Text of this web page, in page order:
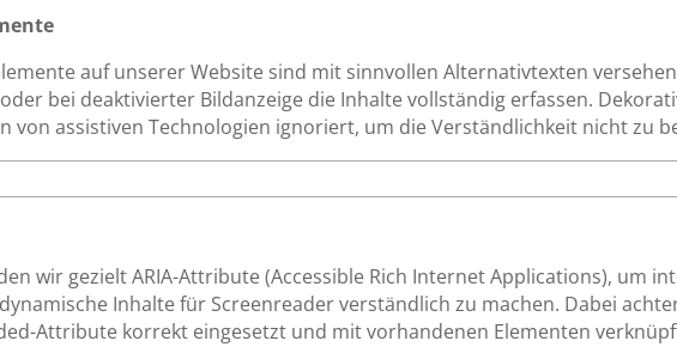
auf unserer Website sind mit sinnvollen Alternativtexten
bei deaktivierter Bildanzeige die Inhalte vollständig erfassen.
von assistiven Technologien ignoriert, um die Verständlichkeit nicht zu
wir gezielt ARIA-Attribute (Accessible Rich Internet Applications), um
Inhalte für Screenreader verständlich zu machen. Dabei
Attribute korrekt eingesetzt und mit vorhandenen Elementen